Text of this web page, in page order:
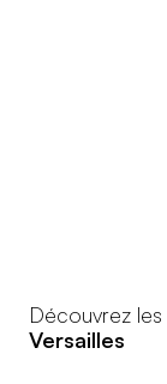
Découvrez les
Versailles